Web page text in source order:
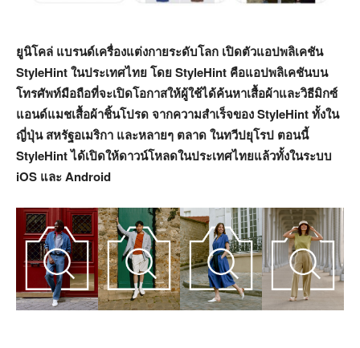
ยูนิโคล่ แบรนด์เครื่องแต่งกายระดับโลก เปิดตัวแอปพลิเคชัน
StyleHint ในประเทศไทย โดย StyleHint คือแอปพลิเคชันบน
โทรศัพท์มือถือที่จะเปิดโอกาสให้ผู้ใช้ได้ค้นหาเสื้อผ้าและวิธีมิกซ์
แอนด์แมชเสื้อผ้าชิ้นโปรด จากความสำเร็จของ StyleHint ทั้งใน
ญี่ปุ่น สหรัฐอเมริกา และหลายๆ ตลาด ในทวีปยุโรป ตอนนี้
StyleHint ได้เปิดให้ดาวน์โหลดในประเทศไทยแล้วทั้งในระบบ
iOS และ Android